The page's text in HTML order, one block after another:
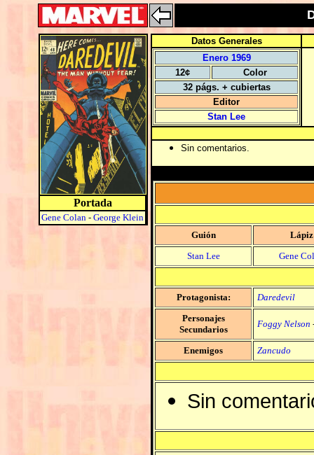
Portada
Gene Colan - George Klein
Datos Generales
Enero 1969
12¢
Color
32 págs. + cubiertas
Editor
Stan Lee
Sin comentarios.
Guión
Lápiz
Stan Lee
Gene
Protagonista:
Daredevil
Personajes
Secundarios
Foggy Nelson
Enemigos Zancudo
Sin